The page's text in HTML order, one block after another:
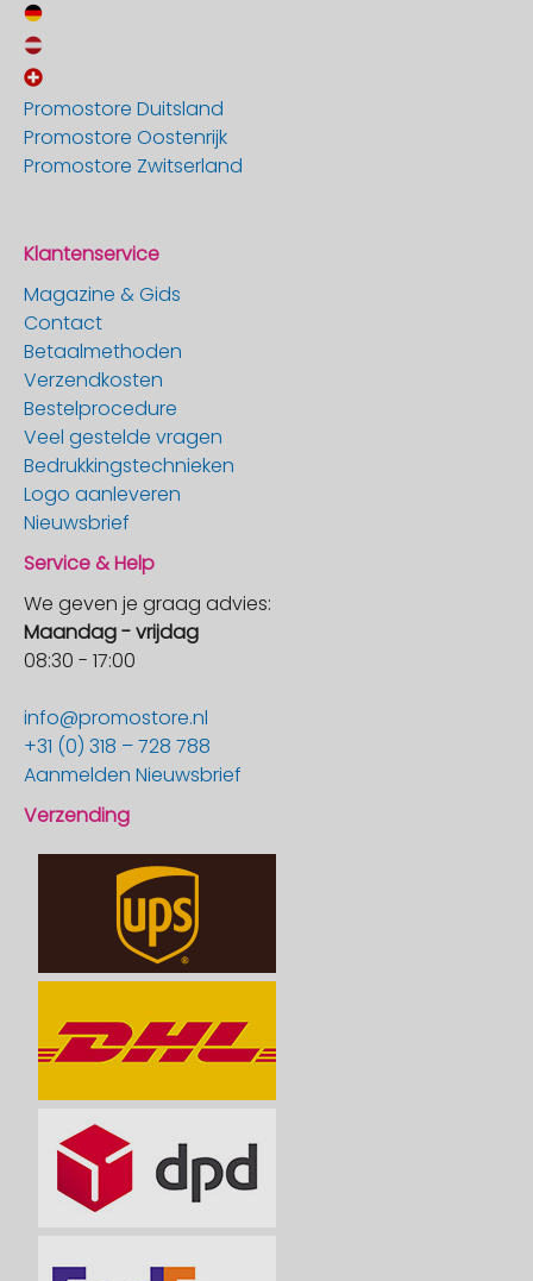
Promostore Duitsland
Promostore Oostenrijk
Promostore Zwitserland
Klantenservice
Magazine & Gids
Contact
Betaalmethoden
Verzendkosten
Bestelprocedure
Veel gestelde vragen
Bedrukkingstechnieken
Logo aanleveren
Nieuwsbrief
Service & Help
We geven je graag advies:
Maandag - vrijdag
08:30 - 17:00
info@promostore.nl
+31 (0) 318 – 728 788
Aanmelden Nieuwsbrief
Verzending